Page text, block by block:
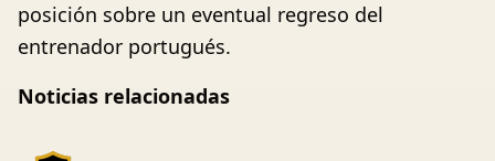
posición sobre un eventual regreso del
entrenador portugués.
Noticias relacionadas